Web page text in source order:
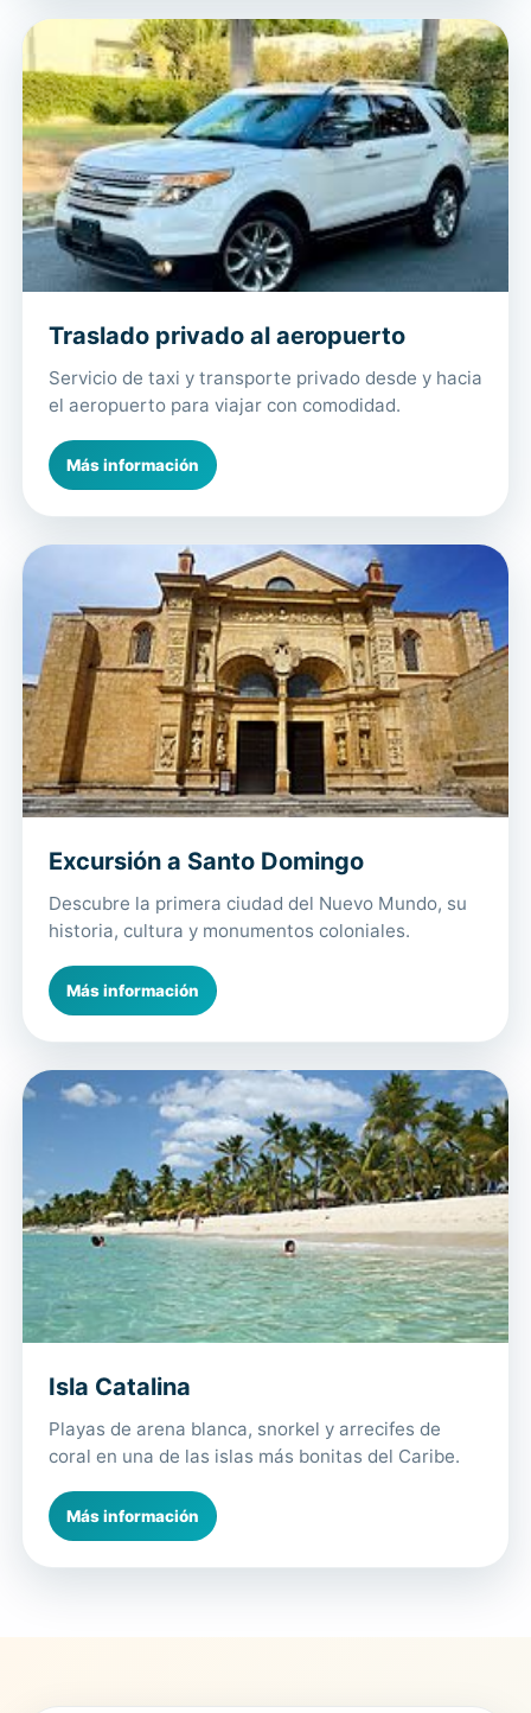
Traslado privado al aeropuerto
Servicio de taxi y transporte privado desde y hacia
el aeropuerto para viajar con comodidad.
Más información
Excursión a Santo Domingo
Descubre la primera ciudad del Nuevo Mundo, su
historia, cultura y monumentos coloniales.
Más información
Isla Catalina
Playas de arena blanca, snorkel y arrecifes de
coral en una de las islas más bonitas del Caribe.
Más información